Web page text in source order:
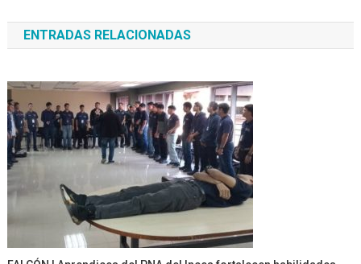
de
entradas
ENTRADAS RELACIONADAS